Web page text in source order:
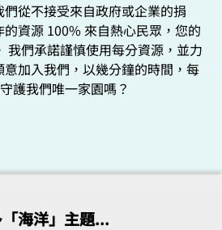
從不接受來自政府或企業的捐
資源 100% 來自熱心民眾，您的
我們承諾謹慎使用每分資源，並力
加入我們，以幾分鐘的時間，每
護我們唯一家園嗎？
海洋」主題...